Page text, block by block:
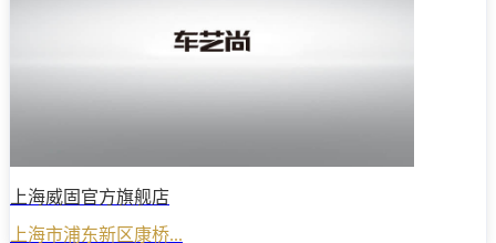
上海威固官方旗舰店
上海市浦东新区康桥...